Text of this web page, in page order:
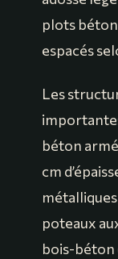
plots
espacés
Les
béton
cm
poteaux
bois-béton